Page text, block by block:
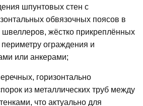
шпунтовых стен с
обвязочных поясов в
швеллеров, жёстко прикреплённых
ограждения и
или анкерами;
горизонтально
из металлических труб между
что актуально для